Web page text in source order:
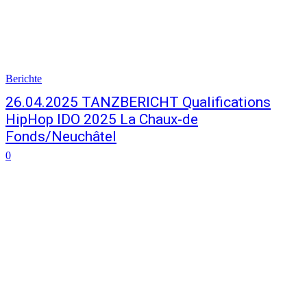
Berichte
26.04.2025 TANZBERICHT Qualifications
HipHop IDO 2025 La Chaux-de
Fonds/Neuchâtel
0